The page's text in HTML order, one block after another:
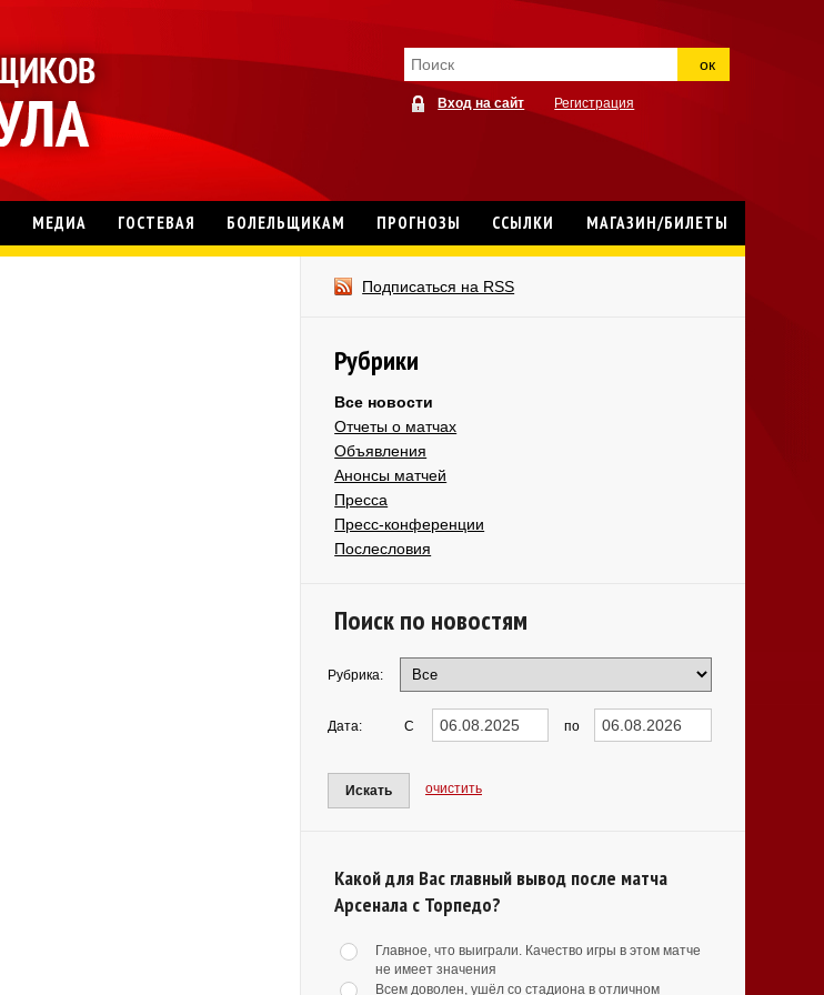
ок
Вход на сайт Регистрация
МЕДИА ГОСТЕВАЯ БОЛЕЛЬЩИКАМ ПРОГНОЗЫ ССЫЛКИ МАГАЗИН/БИЛЕТЫ
Подписаться на RSS
Рубрики
Все новости
Отчеты о матчах
Объявления
Анонсы матчей
Пресса
Пресс-конференции
Послесловия
Поиск по новостям
Рубрика:
Дата: С по
Искать очистить
Какой для Вас главный вывод после матча
Арсенала с Торпедо?
Главное, что выиграли. Качество игры в этом матче
не имеет значения
Всем доволен, ушёл со стадиона в отличном